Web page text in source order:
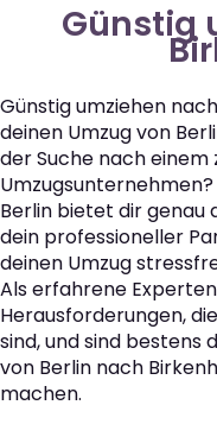
Günstig
Günstig umziehen
deinen Umzug von
der Suche nach einem
Berlin bietet dir genau
dein professioneller
deinen Umzug
Als erfahrene
Herausforderungen,
sind, und sind bestens
von Berlin nach
machen.